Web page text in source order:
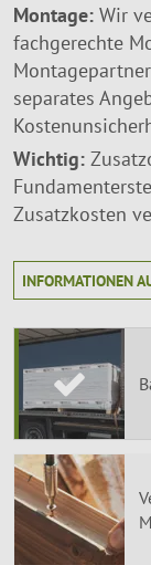
Montage: Wir
fachgerechte
separates
Wichtig:
Zusatzkosten
INFORMATIONEN